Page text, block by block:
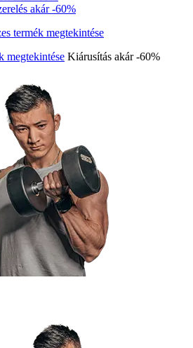
akár -60%
megtekintése Kiárusítás akár -60%